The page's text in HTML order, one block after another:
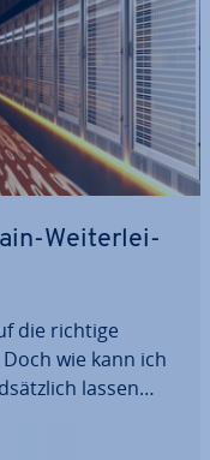
Wei­ter­lei­
die richtige
wie kann ich
lassen
Kategorie